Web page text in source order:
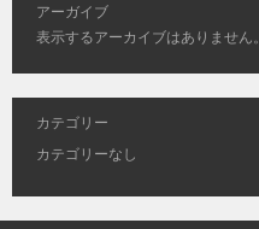
アーガイブ
表示するアーカイブはありません。
カテゴリー
カテゴリーなし